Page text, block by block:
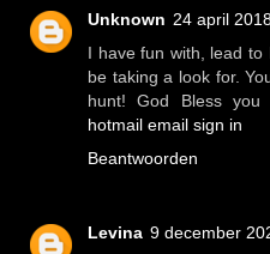
Unknown 24 april
I have fun with, lead
be taking a look for.
hunt! God Bless
hotmail email sign in
Beantwoorden
Levina 9 december